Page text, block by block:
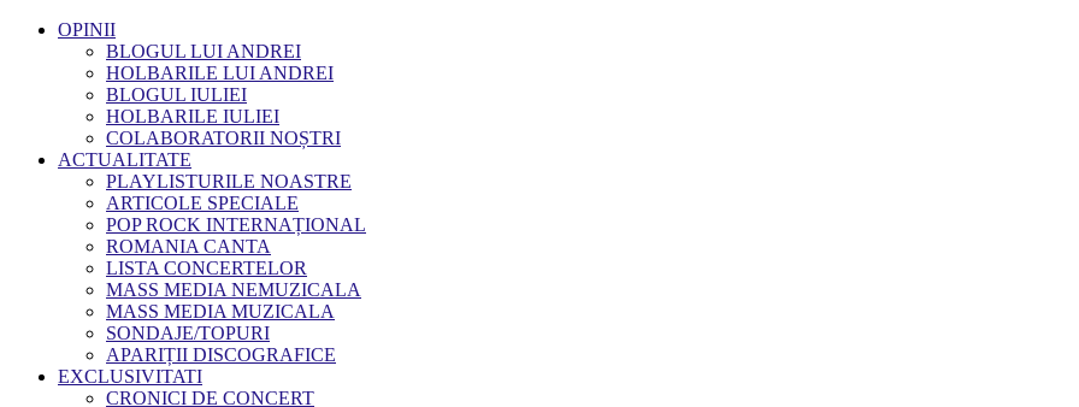
OPINII
BLOGUL LUI ANDREI
HOLBARILE LUI ANDREI
BLOGUL IULIEI
HOLBARILE IULIEI
COLABORATORII NOȘTRI
ACTUALITATE
PLAYLISTURILE NOASTRE
ARTICOLE SPECIALE
POP ROCK INTERNAȚIONAL
ROMANIA CANTA
LISTA CONCERTELOR
MASS MEDIA NEMUZICALA
MASS MEDIA MUZICALA
SONDAJE/TOPURI
APARIȚII DISCOGRAFICE
EXCLUSIVITATI
CRONICI DE CONCERT